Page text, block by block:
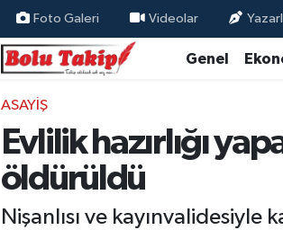
Foto Galeri Videolar
Genel
ASAYIŞ
Evlilik hazırlığı
öldürüldü
Nişanlısı ve